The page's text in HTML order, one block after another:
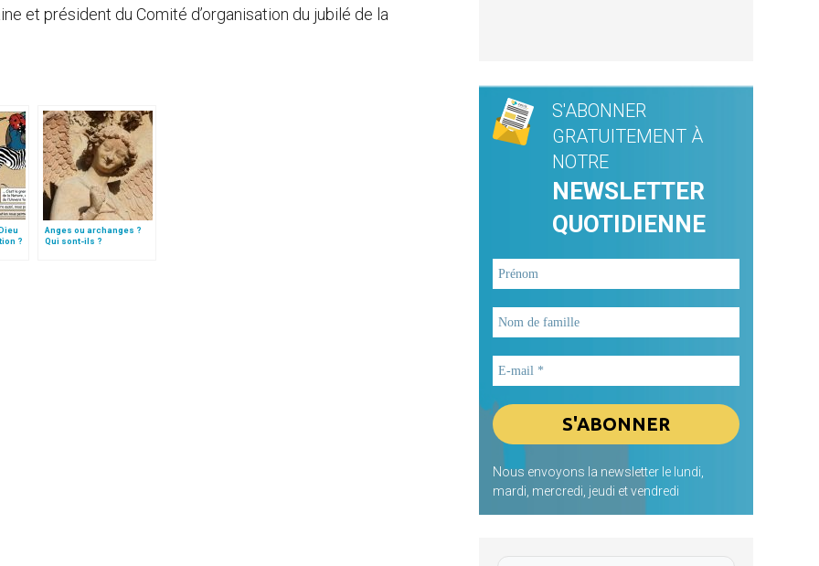
et président du Comité d’organisation du jubilé de la
?
Anges ou archanges ?
Qui sont-ils ?
S'ABONNER
GRATUITEMENT À
NOTRE
NEWSLETTER
QUOTIDIENNE
Nous envoyons la newsletter le lundi,
mardi, mercredi, jeudi et vendredi